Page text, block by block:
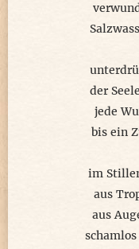
der
jede
bis ein
im
aus
aus